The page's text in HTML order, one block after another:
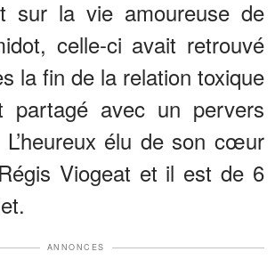
sur la vie amoureuse de
celle-ci avait retrouvé
la fin de la relation toxique
partagé avec un pervers
L’heureux élu de son cœur
Viogeat et il est de 6
ANNONCES